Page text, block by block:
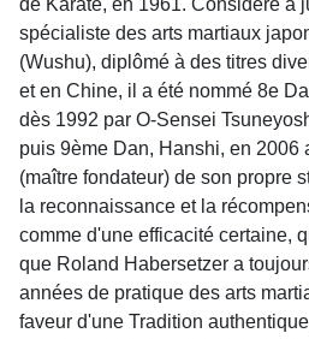
de Karaté, en 1961. Considéré à
spécialiste des arts martiaux
(Wushu), diplômé à des titres
et en Chine, il a été nommé 8e
dès 1992 par O-Sensei
puis 9ème Dan, Hanshi, en 2006
(maître fondateur) de son propre
la reconnaissance et la
comme d'une efficacité certaine,
que Roland Habersetzer a
années de pratique des arts
faveur d'une Tradition